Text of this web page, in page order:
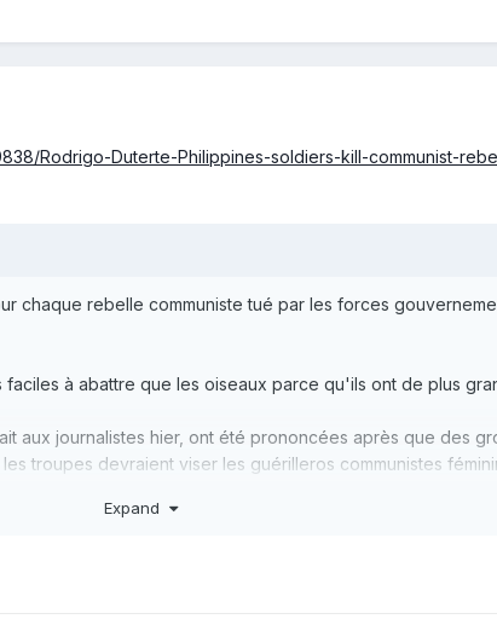
Rodrigo-Duterte-Philippines-soldiers-kill-communist-
chaque rebelle communiste tué par les forces
à abattre que les oiseaux parce qu'ils ont de plus
aux journalistes hier, ont été prononcées après que des
troupes devraient viser les guérilleros communistes
pesos.
Expand